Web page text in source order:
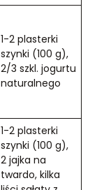
1-2 plasterki
szynki (100 g),
2/3 szkl. jogurtu
naturalnego
1-2 plasterki
szynki (100 g),
2 jajka na
twardo, kilka